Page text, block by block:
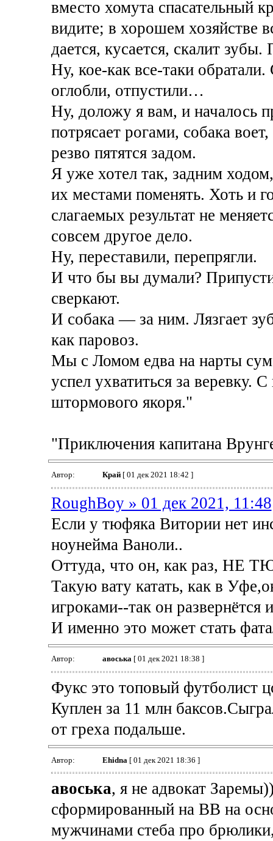
вместо хомута спасательный
видите; в хорошем хозяйстве
дается, кусается, скалит
Ну, кое-как все-таки
оглобли, отпустили…
Ну, доложу я вам, и началось
потрясает рогами, собака
резво пятятся задом.
Я уже хотел так, задним
их местами поменять. Хоть и
слагаемых результат не
совсем другое дело.
Ну, переставили, перепрягли.
И что бы вы думали?
сверкают.
И собака — за ним. Лязгает
как паровоз.
Мы с Ломом едва на нарты
успел ухватиться за веревку.
штормового якоря."
"Приключения капитана
Автор: Край[ 01 дек 2021 18:42 ]
RoughBoy » 01 дек 2021, 11:48
Если у тюфяка Витории нет
ноунейма Ваноли..
Оттуда, что он, как раз, НЕ
Такую вату катать, как в
игроками--так он развернётся
И именно это может стать
Автор: авоська[ 01 дек 2021 18:38 ]
Фукс это топовый футболист
Куплен за 11 млн
от греха подальше.
Автор: Ehidna [ 01 дек 2021 18:36 ]
авоська, я не адвокат
сформированный на ВВ на
мужчинами стеба про